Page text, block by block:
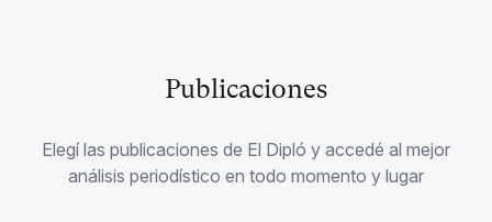
Publicaciones
Elegí las publicaciones de El Dipló y accedé al mejor
análisis periodístico en todo momento y lugar